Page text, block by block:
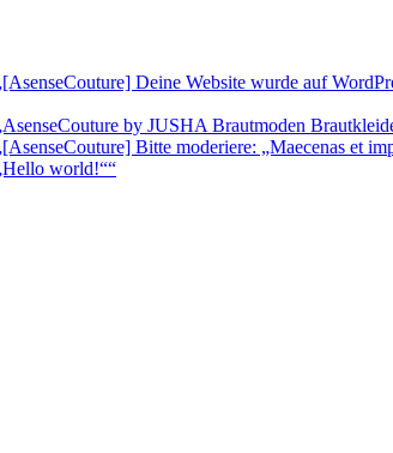
Deine Website wurde auf
by JUSHA Brautmoden
Bitte moderiere: „Maecenas et
world!““